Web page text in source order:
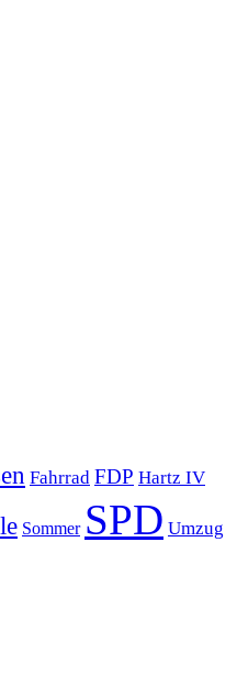
Fahrrad FDP Hartz IV
Sommer SPD Umzug